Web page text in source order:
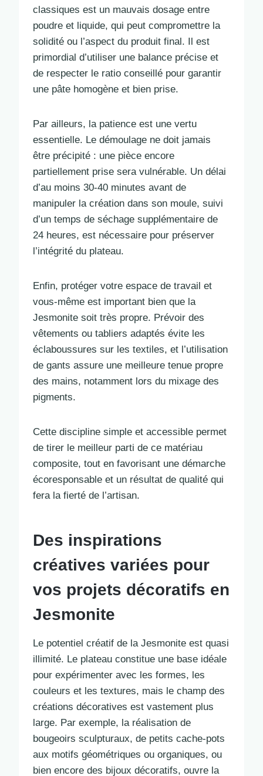
classiques est un mauvais dosage entre
poudre et liquide, qui peut compromettre la
solidité ou l’aspect du produit final. Il est
primordial d’utiliser une balance précise et
de respecter le ratio conseillé pour garantir
une pâte homogène et bien prise.
Par ailleurs, la patience est une vertu
essentielle. Le démoulage ne doit jamais
être précipité : une pièce encore
partiellement prise sera vulnérable. Un délai
d’au moins 30-40 minutes avant de
manipuler la création dans son moule, suivi
d’un temps de séchage supplémentaire de
24 heures, est nécessaire pour préserver
l’intégrité du plateau.
Enfin, protéger votre espace de travail et
vous-même est important bien que la
Jesmonite soit très propre. Prévoir des
vêtements ou tabliers adaptés évite les
éclaboussures sur les textiles, et l’utilisation
de gants assure une meilleure tenue propre
des mains, notamment lors du mixage des
pigments.
Cette discipline simple et accessible permet
de tirer le meilleur parti de ce matériau
composite, tout en favorisant une démarche
écoresponsable et un résultat de qualité qui
fera la fierté de l’artisan.
Des inspirations
créatives variées pour
vos projets décoratifs en
Jesmonite
Le potentiel créatif de la Jesmonite est quasi
illimité. Le plateau constitue une base idéale
pour expérimenter avec les formes, les
couleurs et les textures, mais le champ des
créations décoratives est vastement plus
large. Par exemple, la réalisation de
bougeoirs sculpturaux, de petits cache-pots
aux motifs géométriques ou organiques, ou
bien encore des bijoux décoratifs, ouvre la